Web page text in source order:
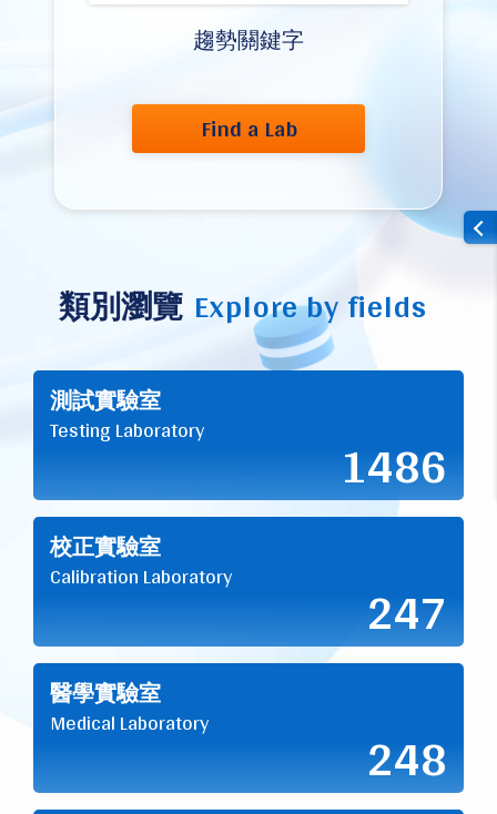
趨勢關鍵字
Find a Lab
類別瀏覽 Explore by fields
測試實驗室
Testing Laboratory 1486
校正實驗室
Calibration Laboratory 247
醫學實驗室
Medical Laboratory 248